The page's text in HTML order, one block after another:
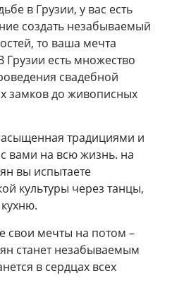
в Грузии, у вас есть
создать незабываемый
то ваша мечта
Грузии есть множество
свадебной
замков до живописных
традициями и
вами на всю жизнь. на
вы испытаете
культуры через танцы,
свои мечты на потом –
станет незабываемым
в сердцах всех